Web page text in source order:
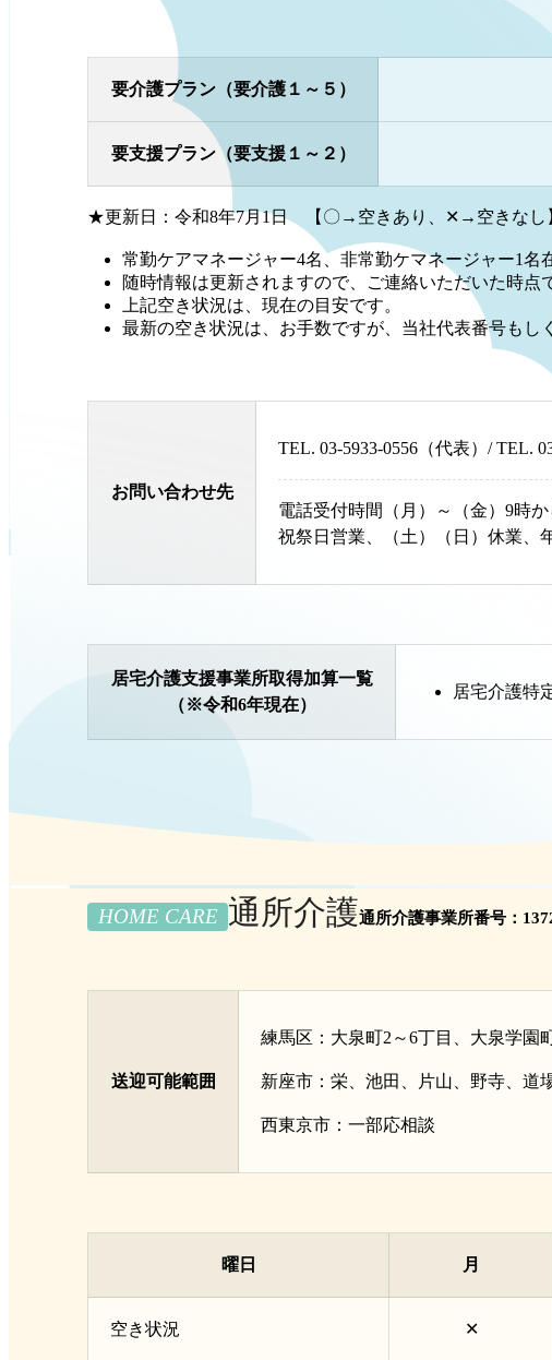
要介護プラン（要介護１～５）
要支援プラン（要支援１～２）
★更新日：令和8年7月1日 【〇→空きあり、✕→空きなし
常勤ケアマネージャー4名、非常勤ケマネージャー1名
随時情報は更新されますので、ご連絡いただいた時点
上記空き状況は、現在の目安です。
最新の空き状況は、お手数ですが、当社代表番号もし
お問い合わせ先
TEL.03-5933-0556 （代表）/TEL.
電話受付時間（月）～（金）9時
祝祭日営業、（土）（日）休業、
居宅介護支援事業所取得加算一覧
（※令和6年現在）
居宅介護特
HOME CARE 通所介護通所介護事業所番号：
送迎可能範囲
練馬区：大泉町2～6丁目、大泉学園
新座市：栄、池田、片山、野寺、道
西東京市：一部応相談
曜日 月
空き状況 ✕